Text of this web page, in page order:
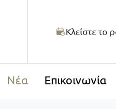
Κλείστε το
Νέα Επικοινωνία